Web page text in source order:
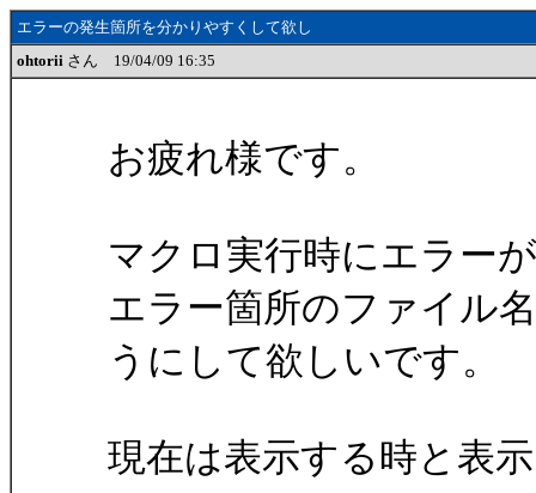
エラーの発生箇所を分かりやすくして欲し
ohtorii さん 19/04/09 16:35
お疲れ様です。
マクロ実行時にエラー
エラー箇所のファイル
うにして欲しいです。
現在は表示する時と表